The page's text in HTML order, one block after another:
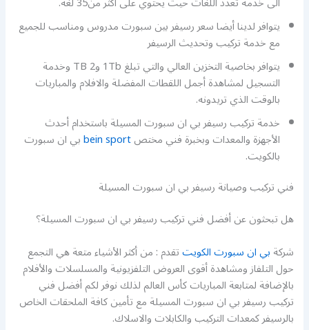
يتوافر لدينا أيضا سعر رسيفر بين سبورت مدروس ومناسب للجميع
مع خدمة تركيب وتحديث الرسيفر
يتوافر بخاصية التخزين العالي والتي تبلغ 1Tb و2 TB وخدمة
التسجيل لمشاهدة أجمل اللقطات المفضلة والافلام والمباريات
بالوقت الذي تريدونه.
خدمة تركيب رسيفر بي ان سبورت المسيلة باستخدام أحدث
الأجهزة والمعدات وبخبرة فني مختصbein sportبي ان سبورت
بالكويت.
فني تركيب وصيانة رسيفر بي ان سبورت المسيلة
هل تبحثون عن أفضل فني تركيب رسيفر بي ان سبورت المسيلة؟
شركةبي ان سبورت الكويتتقدم : من أكثر الأشياء متعة هي التجمع
حول التلفاز ومشاهدة أقوى العروض التلفزيونية والمسلسلات والأفلام
بالإضافة لمتابعة المباريات كأس العالم لذلك نوفر لكم أفضل فني
تركيب رسيفر بي ان سبورت المسيلة مع تأمين كافة الملحقات الخاص
بالرسيفر كمعدات التركيب والكابلات والاسلاك.